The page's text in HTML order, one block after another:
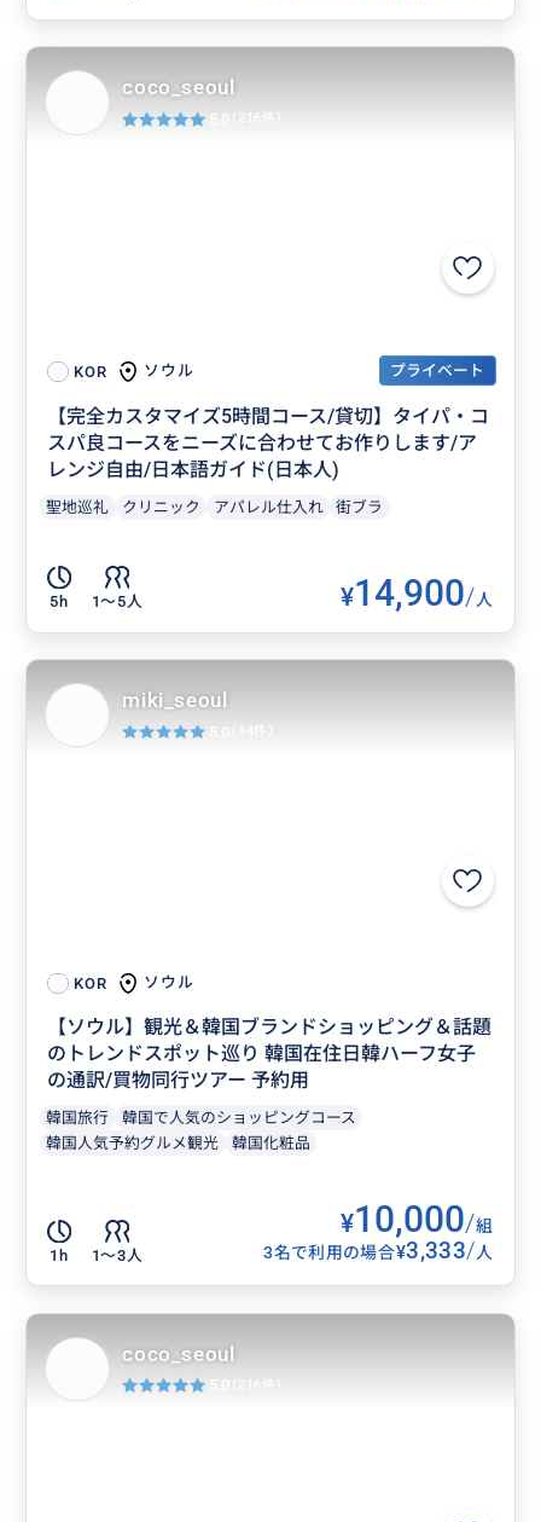
KOR ソウル プライベート
【完全カスタマイズ5時間コース/貸切】タイパ・コ
スパ良コースをニーズに合わせてお作りします/ア
レンジ自由/日本語ガイド(日本人)
聖地巡礼 クリニック アパレル仕入れ 街ブラ
5h 1〜5人 ¥14,900/人
coco_seoul
5.0 (216件)
KOR ソウル
【ソウル】観光＆韓国ブランドショッピング＆話題
のトレンドスポット巡り 韓国在住日韓ハーフ女子
の通訳/買物同行ツアー 予約用
韓国旅行
韓国で人気のショッピングコース
韓国人気予約グルメ観光
韓国化粧品
1h 1〜3人
¥10,000/組
3名で利用の場合¥3,333/人
miki_seoul
5.0
coco_seoul
5.0 (216件)